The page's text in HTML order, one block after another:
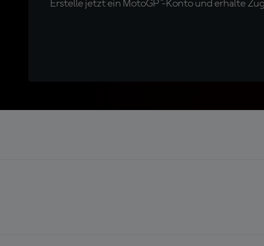
Erstelle jetzt ein MotoGP™-Konto und erhalte